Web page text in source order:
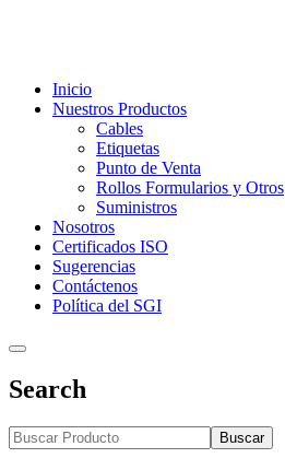
Inicio
Nuestros Productos
Cables
Etiquetas
Punto de Venta
Rollos Formularios y Otros
Suministros
Nosotros
Certificados ISO
Sugerencias
Contáctenos
Política del SGI
Search
Buscar